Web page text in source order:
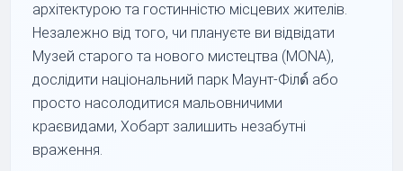
архітектурою та гостинністю місцевих жителів.
Незалежно від того, чи плануєте ви відвідати
Музей старого та нового мистецтва (MONA),
дослідити національний парк Маунт-Філด์ або
просто насолодитися мальовничими
краєвидами, Хобарт залишить незабутні
враження.